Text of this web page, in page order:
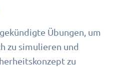
Übungen, um
zu simulieren und
zu